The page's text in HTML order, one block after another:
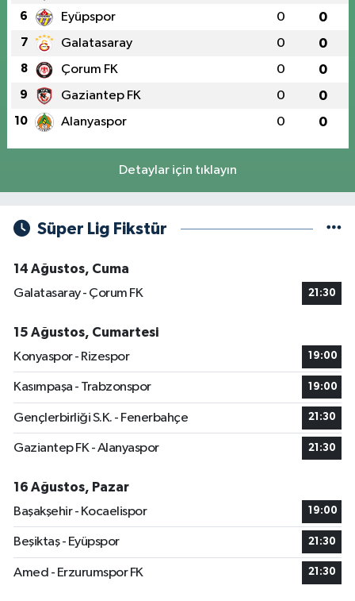
6 Eyüpspor 0 0
7 Galatasaray 0 0
8 Çorum FK 0 0
9 Gaziantep FK 0 0
10 Alanyaspor 0 0
Detaylar için tıklayın
Süper Lig Fikstür
14 Ağustos, Cuma
Galatasaray - Çorum FK
21:30
15 Ağustos, Cumartesi
Konyaspor - Rizespor
19:00
Kasımpaşa - Trabzonspor 19:00
Gençlerbirliği S.K. - Fenerbahçe 21:30
Gaziantep FK - Alanyaspor 21:30
16 Ağustos, Pazar
Başakşehir - Kocaelispor
19:00
Beşiktaş - Eyüpspor 21:30
Amed - Erzurumspor FK 21:30